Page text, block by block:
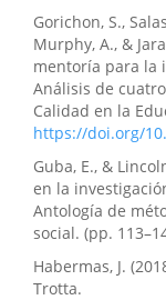
Gorichon, S.,
Murphy, A., &
mentoría para la
Análisis de
Calidad en la
https://doi.org/
Guba, E., &
en la
Antología de
social. (pp.
Habermas, J.
Trotta.